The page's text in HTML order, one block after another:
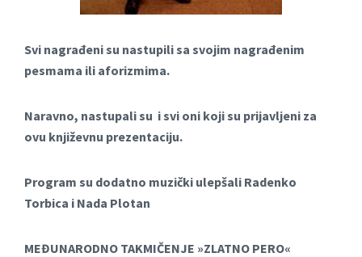
Svi nagrađeni su nastupili sa svojim nagrađenim
pesmama ili aforizmima.
Naravno, nastupali su i svi oni koji su prijavljeni za
ovu književnu prezentaciju.
Program su dodatno muzički ulepšali Radenko
Torbica i Nada Plotan
MEĐUNARODNO TAKMIČENJE »ZLATNO PERO«